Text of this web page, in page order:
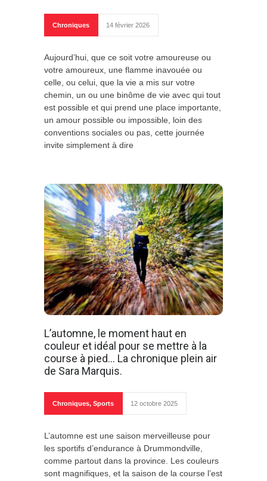
Chroniques 14 février 2026
Aujourd’hui, que ce soit votre amoureuse ou
votre amoureux, une flamme inavouée ou
celle, ou celui, que la vie a mis sur votre
chemin, un ou une binôme de vie avec qui tout
est possible et qui prend une place importante,
un amour possible ou impossible, loin des
conventions sociales ou pas, cette journée
invite simplement à dire
L’automne, le moment haut en
couleur et idéal pour se mettre à la
course à pied… La chronique plein air
de Sara Marquis.
Chroniques, Sports 12 octobre 2025
L’automne est une saison merveilleuse pour
les sportifs d’endurance à Drummondville,
comme partout dans la province. Les couleurs
sont magnifiques, et la saison de la course l’est